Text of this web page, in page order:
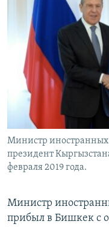
ТОҶИКӢ
TÜRKMENÇE
Все сайты РСЕ/РС
Министр иностранных
президент
февраля 2019 года.
Министр
прибыл в Бишкек с